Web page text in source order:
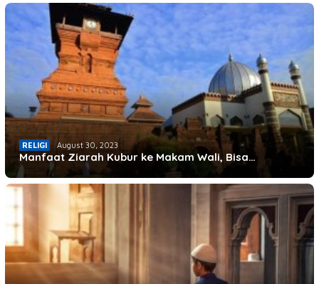
RELIGI August 30, 2023
Manfaat Ziarah Kubur ke Makam Wali, Bisa…